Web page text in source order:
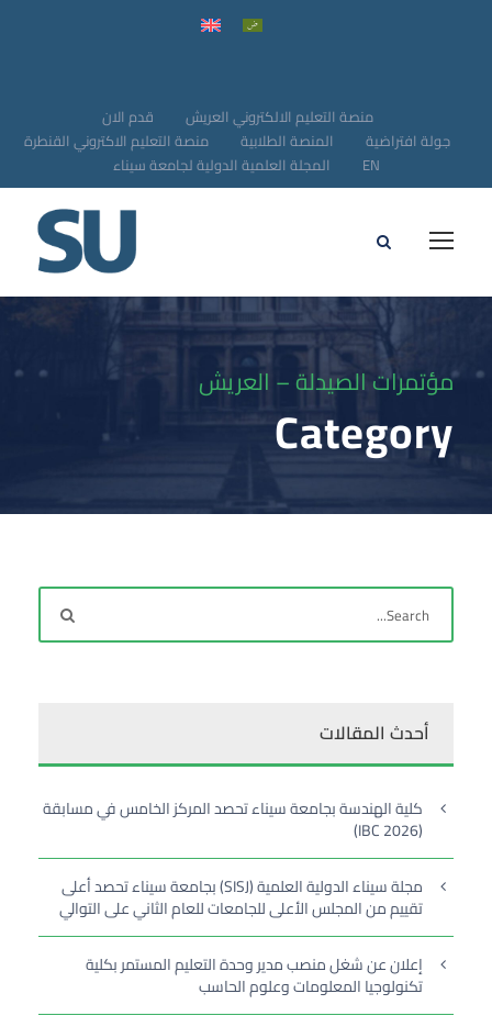
قدم الان
منصة التعليم الالكتروني العريش
منصة التعليم الاكتروني القنطرة
المنصة الطلابية
جولة افتراضية
المجلة العلمية الدولية لجامعة سيناء
EN
مؤتمرات الصيدلة – العريش
Category
أحدث المقالات
كلية الهندسة بجامعة سيناء تحصد المركز الخامس في مسابقة
(IBC 2026)
مجلة سيناء الدولية العلمية (SISJ) بجامعة سيناء تحصد أعلى
تقييم من المجلس الأعلى للجامعات للعام الثاني على التوالي
إعلان عن شغل منصب مدير وحدة التعليم المستمر بكلية
تكنولوجيا المعلومات وعلوم الحاسب